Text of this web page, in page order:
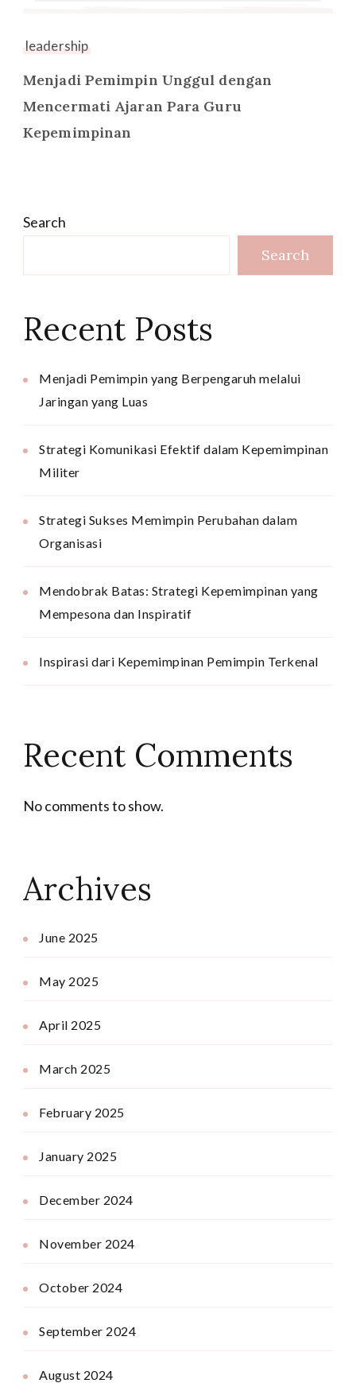
leadership
Menjadi Pemimpin Unggul dengan
Mencermati Ajaran Para Guru
Kepemimpinan
Search
Search
Recent Posts
Menjadi Pemimpin yang Berpengaruh melalui
Jaringan yang Luas
Strategi Komunikasi Efektif dalam Kepemimpinan
Militer
Strategi Sukses Memimpin Perubahan dalam
Organisasi
Mendobrak Batas: Strategi Kepemimpinan yang
Mempesona dan Inspiratif
Inspirasi dari Kepemimpinan Pemimpin Terkenal
Recent Comments
No comments to show.
Archives
June 2025
May 2025
April 2025
March 2025
February 2025
January 2025
December 2024
November 2024
October 2024
September 2024
August 2024